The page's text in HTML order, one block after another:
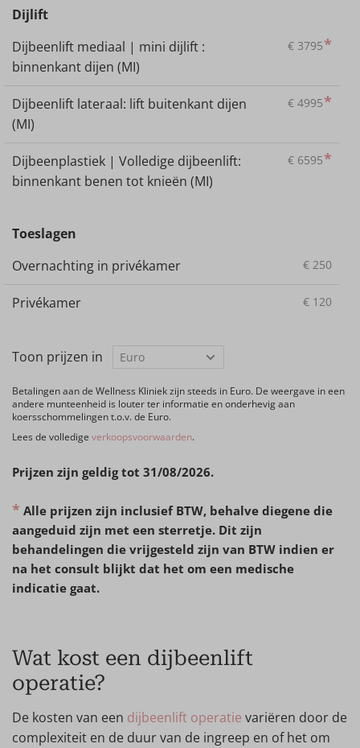
Dijlift
Dijbeenlift mediaal | mini dijlift :
binnenkant dijen (MI)
*
€ 3795
Dijbeenlift lateraal: lift buitenkant dijen
(MI)
*
€ 4995
Dijbeenplastiek | Volledige dijbeenlift:
binnenkant benen tot knieën (MI)
*
€ 6595
Toeslagen
Overnachting in privékamer
€ 250
Privékamer € 120
Toon prijzen in
Betalingen aan de Wellness Kliniek zijn steeds in Euro. De weergave in een
andere munteenheid is louter ter informatie en onderhevig aan
koersschommelingen t.o.v. de Euro.
Lees de volledige verkoopsvoorwaarden.
Prijzen zijn geldig tot 31/08/2026.
* Alle prijzen zijn inclusief BTW, behalve diegene die
aangeduid zijn met een sterretje. Dit zijn
behandelingen die vrijgesteld zijn van BTW indien er
na het consult blijkt dat het om een medische
indicatie gaat.
Wat kost een dijbeenlift
operatie?
De kosten van een dijbeenlift operatie variëren door de
complexiteit en de duur van de ingreep en of het om